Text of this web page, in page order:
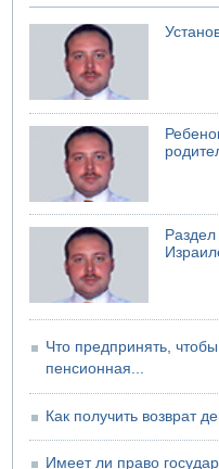
07.08.2026 08:29
В Бат-Яме утонул мужчина
07.08.2026 08:29
Стрельба в школе
Недалеко от Бейт-
07.08.2026 06:24
Саудовская Аравия
Что предпринять, чтобы
пенсионная...
Как получить возврат
Имеет ли право